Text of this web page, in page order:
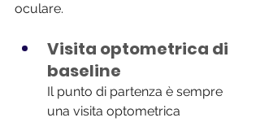
oculare.
Visita optometrica di
baseline
Il punto di partenza è sempre
una visita optometrica